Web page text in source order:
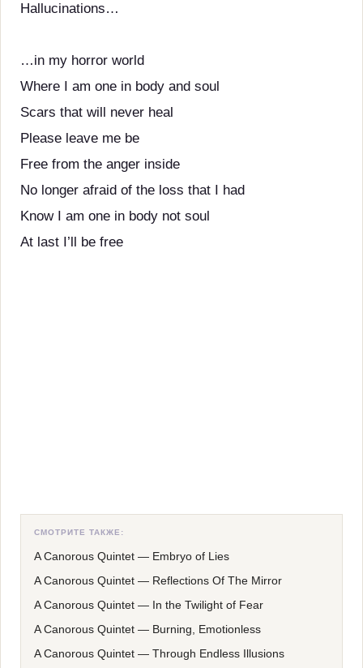
Hallucinations…
…in my horror world
Where I am one in body and soul
Scars that will never heal
Please leave me be
Free from the anger inside
No longer afraid of the loss that I had
Know I am one in body not soul
At last I’ll be free
СМОТРИТЕ ТАКЖЕ:
A Canorous Quintet — Embryo of Lies
A Canorous Quintet — Reflections Of The Mirror
A Canorous Quintet — In the Twilight of Fear
A Canorous Quintet — Burning, Emotionless
A Canorous Quintet — Through Endless Illusions